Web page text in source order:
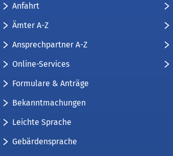
Anfahrt
Ämter A-Z
Ansprechpartner A-Z
Online-Services
Formulare & Anträge
Bekanntmachungen
Leichte Sprache
Gebärdensprache